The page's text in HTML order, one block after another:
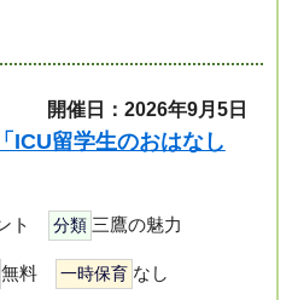
開催日：2026年9月5日
ICU留学生のおはなし
ト 分類 三鷹の魅力
無料 一時保育 なし